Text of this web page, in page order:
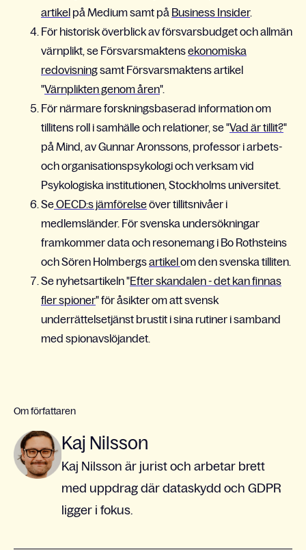
artikel på Medium samt på Business Insider.
För historisk överblick av försvarsbudget och allmän
värnplikt, se Försvarsmaktensekonomiska
redovisningsamt Försvarsmaktens artikel
"Värnplikten genom åren".
För närmare forskningsbaserad information om
tillitens roll i samhälle och relationer, se "Vad är tillit?"
på Mind, avGunnar Aronssons, professor i arbets-
och organisationspsykologi och verksam vid
Psykologiska institutionen, Stockholms universitet.
SeOECD:s jämförelseöver tillitsnivåer i
medlemsländer. För svenska undersökningar
framkommer data och resonemang i Bo Rothsteins
och Sören Holmbergsartikelom den svenska tilliten.
Se nyhetsartikeln "Efter skandalen - det kan finnas
fler spioner" för åsikter om att svensk
underrättelsetjänst brustit i sina rutiner i samband
med spionavslöjandet.
Om författaren
Kaj Nilsson
Kaj Nilsson är jurist och arbetar brett
med uppdrag där dataskydd och GDPR
ligger i fokus.